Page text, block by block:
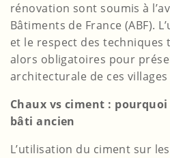
rénovation sont soumis à
Bâtiments de France (ABF).
et le respect des
alors obligatoires pour
architecturale de ces villages
Chaux vs ciment :
bâti ancien
L’utilisation du ciment sur